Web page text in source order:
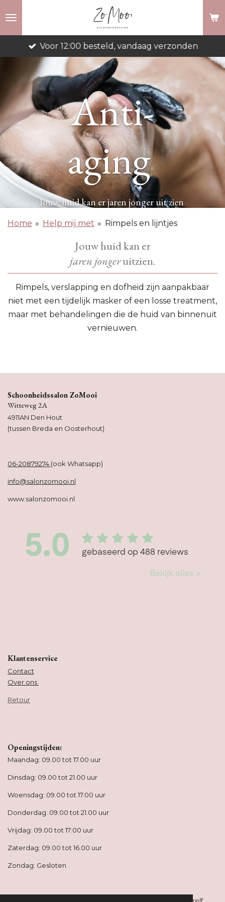
hoofdinhoud
Voor 12:00 besteld, vandaag verzonden
Anti-
aging
Jouw huid kan er jaren jonger uit zien
Home » Help mij met » Rimpels en lijntjes
Jouw huid kan er
jaren jongeruitzien.
Rimpels, verslapping en dofheid zijn aanpakbaar
niet met een tijdelijk masker of een losse treatment,
maar met behandelingen die de huid van binnenuit
vernieuwen.
Schoonheidssalon ZoMooi
Witteweg 2A
4911AN Den Hout
(tussen Breda en Oosterhout)
06-20879274 (ook Whatsapp)
info@salonzomooi.nl
www.salonzomooi.nl
Klantenservice
Contact
Over ons
Retour
Openingstijden:
Maandag: 09.00 tot 17.00 uur
Dinsdag: 09.00 tot 21.00 uur
Woensdag: 09.00 tot 17.00 uur
Donderdag: 09.00 tot 21.00 uur
Vrijdag: 09.00 tot 17:00 uur
Zaterdag: 09.00 tot 16.00 uur
Zondag: Gesloten
Alle behandelingen zijn op afspraak. Je kunt deze online zelf